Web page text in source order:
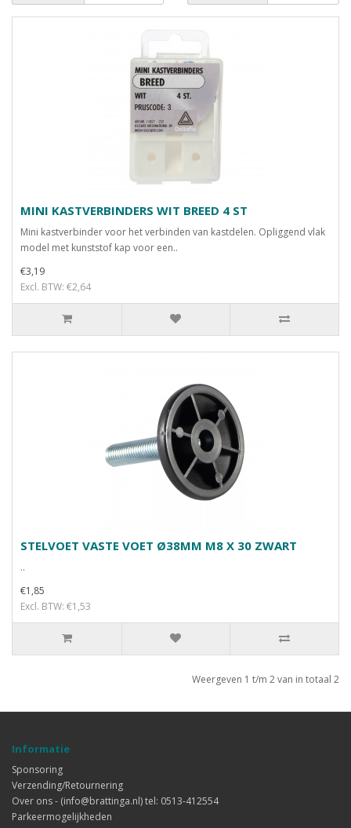
MINI KASTVERBINDERS WIT BREED 4 ST
Mini kastverbinder voor het verbinden van kastdelen. Opliggend vlak
model met kunststof kap voor een..
€3,19
Excl. BTW: €2,64
STELVOET VASTE VOET Ø38MM M8 X 30 ZWART
..
€1,85
Excl. BTW: €1,53
Weergeven 1 t/m 2 van in totaal 2
Informatie
Sponsoring
Verzending/Retournering
Over ons - (info@brattinga.nl) tel: 0513-412554
Parkeermogelijkheden